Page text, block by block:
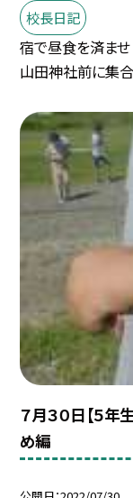
校長日記
宿で昼食を済ま
山田神社前に集合
７月３０日【５
め編